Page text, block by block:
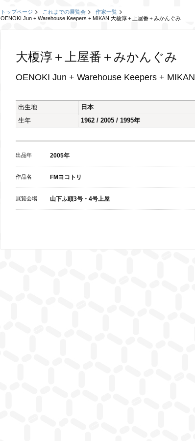
トップページ これまでの展覧会
作家一覧
OENOKI Jun + Warehouse Keepers + MIKAN 大榎淳＋上屋番＋みかんぐみ
大榎淳＋上屋番＋みかんぐみ
OENOKI Jun + Warehouse Keepers + MIKAN
出生地
日本
生年
1962 / 2005 / 1995年
出品年 2005年
作品名 FMヨコトリ
展覧会場 山下ふ頭3号・4号上屋